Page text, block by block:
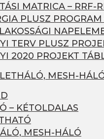
MATRICA – RRF-
PLUSZ
TERV PLUSZ
2020 PROJEKT
MESH-
– KÉTOLDALAS
MESH-HÁLÓ